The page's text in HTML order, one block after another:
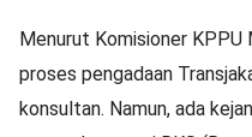
Menurut Komisioner KPPU
proses pengadaan
konsultan. Namun, ada